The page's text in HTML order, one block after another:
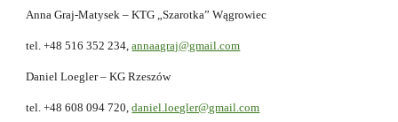
Anna Graj-Matysek – KTG „Szarotka” Wągrowiec
tel. +48 516 352 234,annaagraj@gmail.com
Daniel Loegler – KG Rzeszów
tel. +48 608 094 720,daniel.loegler@gmail.com